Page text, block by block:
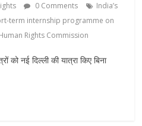
0 Comments
India’s
term internship programme on
Rights Commission
को नई दिल्ली की यात्रा किए बिना